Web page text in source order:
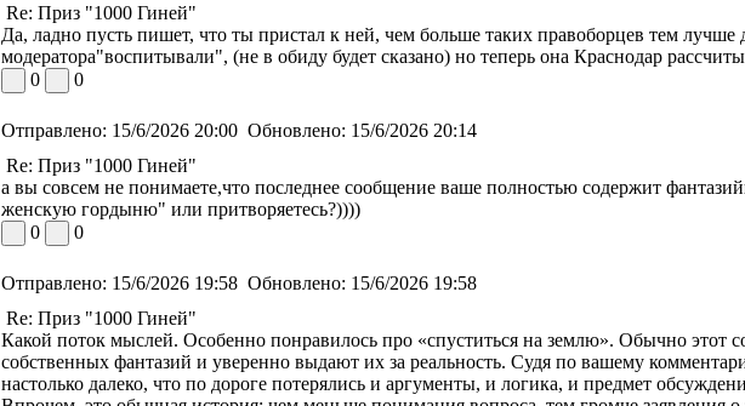
Re: Приз "1000 Гиней"
Да, ладно пусть пишет, что ты пристал к ней, чем больше таких правоборцев тем
модератора"воспитывали", (не в обиду будет сказано) но теперь она Краснодар
0
0
Отправлено: 15/6/2026 20:00 Обновлено: 15/6/2026 20:14
Re: Приз "1000 Гиней"
а вы совсем не понимаете,что последнее сообщение ваше полностью содержит
женскую гордыню" или притворяетесь?))))
0
0
Отправлено: 15/6/2026 19:58 Обновлено: 15/6/2026 19:58
Re: Приз "1000 Гиней"
Какой поток мыслей. Особенно понравилось про «спуститься на землю». Обычно этот
собственных фантазий и уверенно выдают их за реальность. Судя по вашему
настолько далеко, что по дороге потерялись и аргументы, и логика, и предмет